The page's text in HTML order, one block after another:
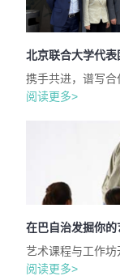
北京联合大学代
携手共进，谱写合
阅读更多>
在巴自治发掘你的
艺术课程与工作坊
阅读更多>